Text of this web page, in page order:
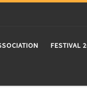
FESTIVAL